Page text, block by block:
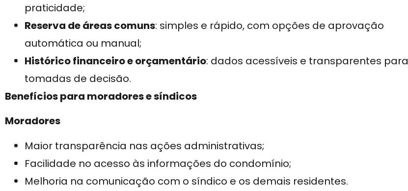
praticidade;
Reserva de áreas comuns: simples e rápido, com opções de aprovação
automática ou manual;
Histórico financeiro e orçamentário: dados acessíveis e transparentes para
tomadas de decisão.
Benefícios para moradores e síndicos
Moradores
Maior transparência nas ações administrativas;
Facilidade no acesso às informações do condomínio;
Melhoria na comunicação com o síndico e os demais residentes.